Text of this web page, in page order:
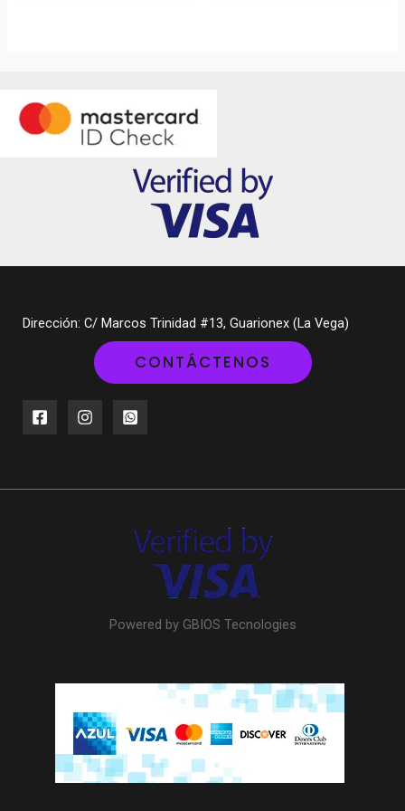
Dirección: C/ Marcos Trinidad #13, Guarionex (La Vega)
CONTÁCTENOS
Powered by GBIOS Tecnologies